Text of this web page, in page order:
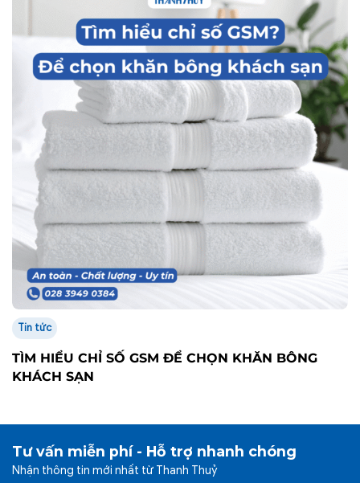
Tin tức
TÌM HIỂU CHỈ SỐ GSM ĐỂ CHỌN KHĂN BÔNG
KHÁCH SẠN
Tư vấn miễn phí - Hỗ trợ nhanh chóng
Nhận thông tin mới nhất từ Thanh Thuỷ